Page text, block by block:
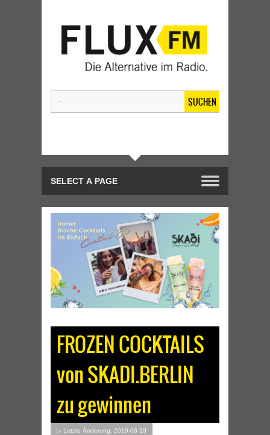
SUCHEN
FROZEN COCKTAILS
von SKADI.BERLIN
zu gewinnen
▷ Letzte Änderung: 2019-08-19